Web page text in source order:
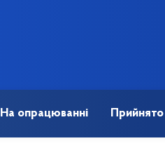
На опрацюванні Прийнято